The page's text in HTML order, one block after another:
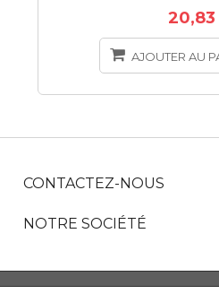
AJOUTER AU
CONTACTEZ-NOUS
NOTRE SOCIÉTÉ